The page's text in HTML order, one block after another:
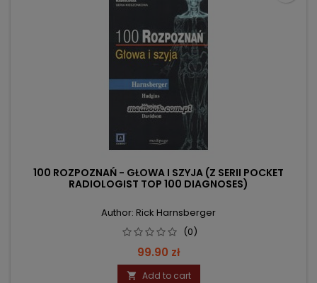
100 ROZPOZNAŃ - GŁOWA I SZYJA (Z SERII POCKET
RADIOLOGIST TOP 100 DIAGNOSES)
Author: Rick Harnsberger
(0)
Price
99.90 zł
 Add to cart